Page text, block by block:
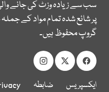
سب سے زیادہ وزٹ کی جانے
پر شائع شدہ تمام مواد کے
گروپ محفوظ ہیں۔
ایکسپریس
ضابطہ